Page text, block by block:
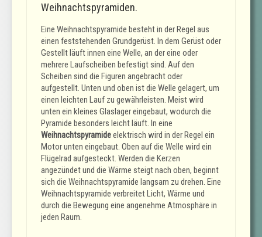
Weihnachtspyramiden.
Eine Weihnachtspyramide besteht in der Regel aus
einen feststehenden Grundgerüst. In dem Gerüst oder
Gestellt läuft innen eine Welle, an der eine oder
mehrere Laufscheiben befestigt sind. Auf den
Scheiben sind die Figuren angebracht oder
aufgestellt. Unten und oben ist die Welle gelagert, um
einen leichten Lauf zu gewährleisten. Meist wird
unten ein kleines Glaslager eingebaut, wodurch die
Pyramide besonders leicht läuft. In eine
Weihnachtspyramideelektrisch wird in der Regel ein
Motor unten eingebaut. Oben auf die Welle wird ein
Flügelrad aufgesteckt. Werden die Kerzen
angezündet und die Wärme steigt nach oben, beginnt
sich die Weihnachtspyramide langsam zu drehen. Eine
Weihnachtspyramide verbreitet Licht, Wärme und
durch die Bewegung eine angenehme Atmosphäre in
jeden Raum.